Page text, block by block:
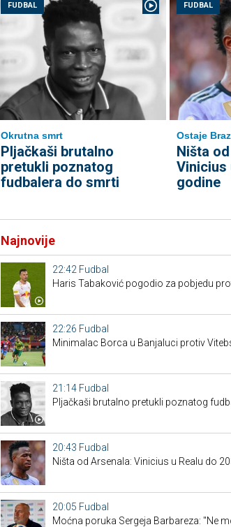
FUDBAL
Okrutna smrt
Pljačkaši brutalno
pretukli poznatog
fudbalera do smrti
FUDBAL
Ostaje
Ništa
Vinicius
godine
Najnovije
22:42 Fudbal
Haris Tabaković pogodio za pobjedu
22:26 Fudbal
Minimalac Borca u Banjaluci protiv
21:14 Fudbal
Pljačkaši brutalno pretukli poznatog
20:43 Fudbal
Ništa od Arsenala: Vinicius u Realu do
20:05 Fudbal
Moćna poruka Sergeja Barbareza: "Ne